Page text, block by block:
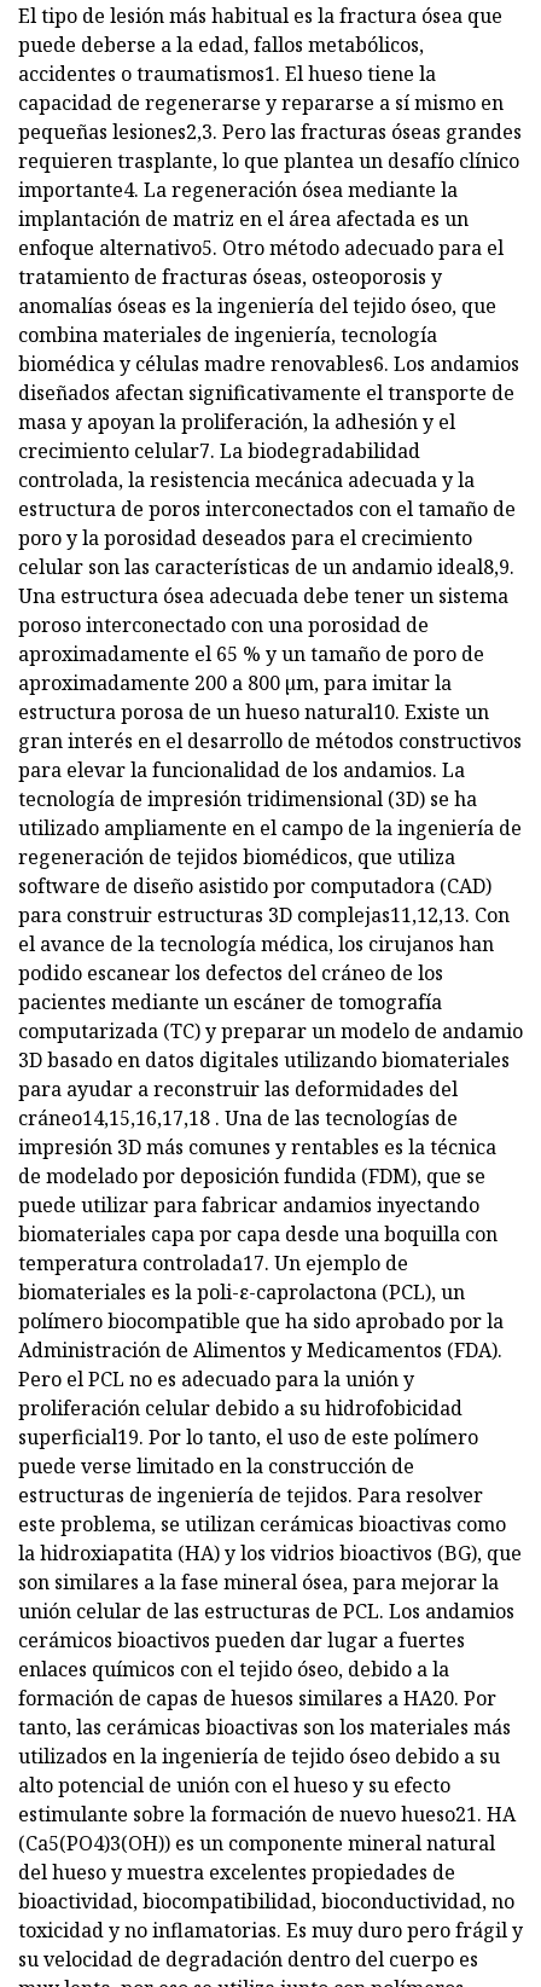
El tipo de lesión más habitual es la fractura ósea que
puede deberse a la edad, fallos metabólicos,
accidentes o traumatismos1. El hueso tiene la
capacidad de regenerarse y repararse a sí mismo en
pequeñas lesiones2,3. Pero las fracturas óseas grandes
requieren trasplante, lo que plantea un desafío clínico
importante4. La regeneración ósea mediante la
implantación de matriz en el área afectada es un
enfoque alternativo5. Otro método adecuado para el
tratamiento de fracturas óseas, osteoporosis y
anomalías óseas es la ingeniería del tejido óseo, que
combina materiales de ingeniería, tecnología
biomédica y células madre renovables6. Los andamios
diseñados afectan significativamente el transporte de
masa y apoyan la proliferación, la adhesión y el
crecimiento celular7. La biodegradabilidad
controlada, la resistencia mecánica adecuada y la
estructura de poros interconectados con el tamaño de
poro y la porosidad deseados para el crecimiento
celular son las características de un andamio ideal8,9.
Una estructura ósea adecuada debe tener un sistema
poroso interconectado con una porosidad de
aproximadamente el 65 % y un tamaño de poro de
aproximadamente 200 a 800 µm, para imitar la
estructura porosa de un hueso natural10. Existe un
gran interés en el desarrollo de métodos constructivos
para elevar la funcionalidad de los andamios. La
tecnología de impresión tridimensional (3D) se ha
utilizado ampliamente en el campo de la ingeniería de
regeneración de tejidos biomédicos, que utiliza
software de diseño asistido por computadora (CAD)
para construir estructuras 3D complejas11,12,13. Con
el avance de la tecnología médica, los cirujanos han
podido escanear los defectos del cráneo de los
pacientes mediante un escáner de tomografía
computarizada (TC) y preparar un modelo de andamio
3D basado en datos digitales utilizando biomateriales
para ayudar a reconstruir las deformidades del
cráneo14,15,16,17,18 . Una de las tecnologías de
impresión 3D más comunes y rentables es la técnica
de modelado por deposición fundida (FDM), que se
puede utilizar para fabricar andamios inyectando
biomateriales capa por capa desde una boquilla con
temperatura controlada17. Un ejemplo de
biomateriales es la poli-ε-caprolactona (PCL), un
polímero biocompatible que ha sido aprobado por la
Administración de Alimentos y Medicamentos (FDA).
Pero el PCL no es adecuado para la unión y
proliferación celular debido a su hidrofobicidad
superficial19. Por lo tanto, el uso de este polímero
puede verse limitado en la construcción de
estructuras de ingeniería de tejidos. Para resolver
este problema, se utilizan cerámicas bioactivas como
la hidroxiapatita (HA) y los vidrios bioactivos (BG), que
son similares a la fase mineral ósea, para mejorar la
unión celular de las estructuras de PCL. Los andamios
cerámicos bioactivos pueden dar lugar a fuertes
enlaces químicos con el tejido óseo, debido a la
formación de capas de huesos similares a HA20. Por
tanto, las cerámicas bioactivas son los materiales más
utilizados en la ingeniería de tejido óseo debido a su
alto potencial de unión con el hueso y su efecto
estimulante sobre la formación de nuevo hueso21. HA
(Ca5(PO4)3(OH)) es un componente mineral natural
del hueso y muestra excelentes propiedades de
bioactividad, biocompatibilidad, bioconductividad, no
toxicidad y no inflamatorias. Es muy duro pero frágil y
su velocidad de degradación dentro del cuerpo es